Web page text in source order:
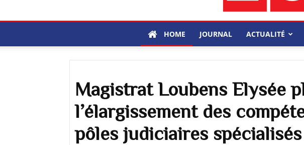
HOME JOURNAL ACTUALITÉ
Magistrat Loubens Elysée
l’élargissement des
pôles judiciaires spécialisés